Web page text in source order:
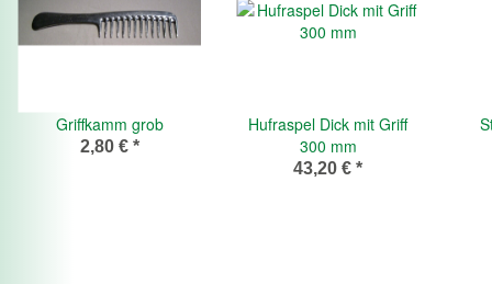
Griffkamm grob
2,80 € *
Hufraspel Dick mit Griff
300 mm
43,20 € *